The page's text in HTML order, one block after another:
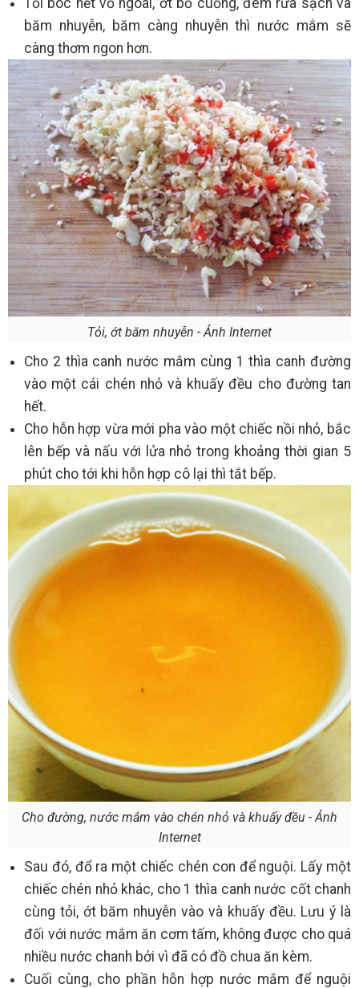
băm nhuyễn, băm càng nhuyễn thì nước mắm sẽ
càng thơm ngon hơn.
Tỏi, ớt băm nhuyễn - Ảnh Internet
Cho 2 thìa canh nước mắm cùng 1 thìa canh đường
vào một cái chén nhỏ và khuấy đều cho đường tan
hết.
Cho hỗn hợp vừa mới pha vào một chiếc nồi nhỏ, bắc
lên bếp và nấu với lửa nhỏ trong khoảng thời gian 5
phút cho tới khi hỗn hợp cô lại thì tắt bếp.
Cho đường, nước mắm vào chén nhỏ và khuấy đều - Ảnh
Internet
Sau đó, đổ ra một chiếc chén con để nguội. Lấy một
chiếc chén nhỏ khác, cho 1 thìa canh nước cốt chanh
cùng tỏi, ớt băm nhuyễn vào và khuấy đều. Lưu ý là
đối với nước mắm ăn cơm tấm, không được cho quá
nhiều nước chanh bởi vì đã có đồ chua ăn kèm.
Cuối cùng, cho phần hỗn hợp nước mắm để nguội